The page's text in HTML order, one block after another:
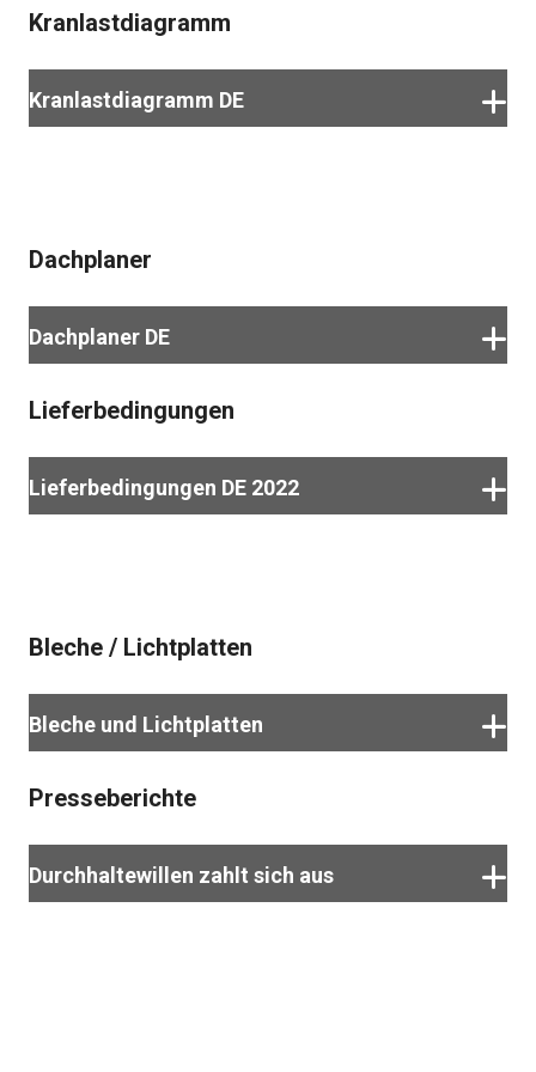
Download
Kranlastdiagramm
Kranlastdiagramm DE
Dachplaner
Dachplaner DE
Lieferbedingungen
Lieferbedingungen DE 2022
Bleche / Lichtplatten
Bleche und Lichtplatten
Presseberichte
Durchhaltewillen zahlt sich aus